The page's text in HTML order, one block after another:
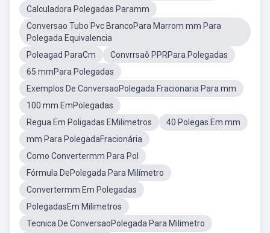
Calculadora Polegadas Paramm
Conversao Tubo Pvc BrancoPara Marrom mm Para
Polegada Equivalencia
Poleagad ParaCm
Convrrsaõ PPRPara Polegadas
65 mmPara Polegadas
Exemplos De ConversaoPolegada Fracionaria Para mm
100 mm EmPolegadas
Regua Em Poligadas EMilimetros
40 Polegas Em mm
mm Para PolegadaFracionária
Como Convertermm Para Pol
Fórmula DePolegada Para Milímetro
Convertermm Em Polegadas
PolegadasEm Milimetros
Tecnica De ConversaoPolegada Para Milimetro